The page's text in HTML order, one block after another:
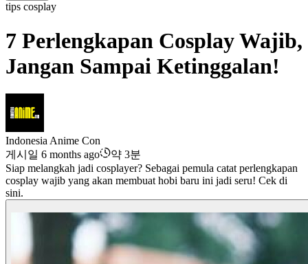
tips cosplay
7 Perlengkapan Cosplay Wajib,
Jangan Sampai Ketinggalan!
Indonesia Anime Con
게시일 6 months ago
약 3분
Siap melangkah jadi cosplayer? Sebagai pemula catat perlengkapan
cosplay wajib yang akan membuat hobi baru ini jadi seru! Cek di
sini.